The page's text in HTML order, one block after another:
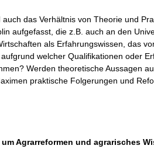
das Verhältnis von Theorie und
aufgefasst, die z.B. auch an den
als Erfahrungswissen, das
welcher Qualifikationen oder
Werden theoretische Aussagen
praktische Folgerungen und
Agrarreformen und agrarisches